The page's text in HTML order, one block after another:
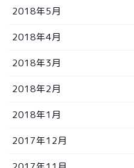
2018年5月
2018年4月
2018年3月
2018年2月
2018年1月
2017年12月